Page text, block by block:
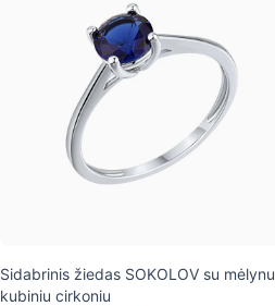
Sidabrinis žiedas SOKOLOV su mėlynu
kubiniu cirkoniu